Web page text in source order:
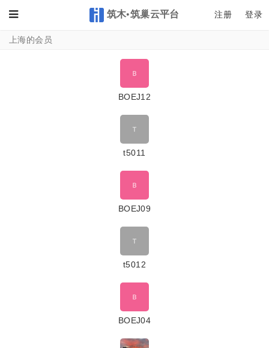
Toggle 筑木•筑巢云平台 注册 登录
上海的会员
BOEJ12
t5011
BOEJ09
t5012
BOEJ04